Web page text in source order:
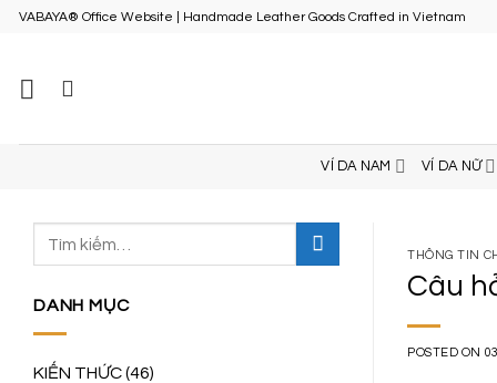
SkipVABAYA® Office Website | Handmade Leather Goods Crafted in Vietnam
VÍ DA NAM VÍ DA NỮ
DANH MỤC
KIẾN THỨC(46)
THÔNG TIN
Câu
POSTED ON